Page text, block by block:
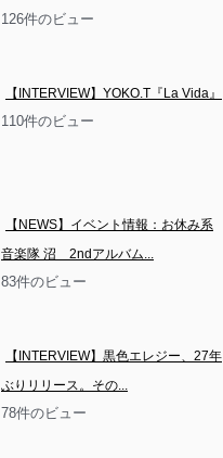
126件のビュー
【INTERVIEW】YOKO.T『La Vida』
110件のビュー
【NEWS】イベント情報：お休み系
音楽隊 沼　2ndアルバム...
83件のビュー
【INTERVIEW】黒色エレジー、27年
ぶりリリース。その...
78件のビュー